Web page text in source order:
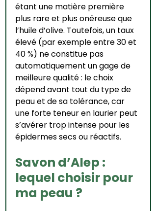
étant une matière première
plus rare et plus onéreuse que
l’huile d’olive. Toutefois, un taux
élevé (par exemple entre 30 et
40 %) ne constitue pas
automatiquement un gage de
meilleure qualité : le choix
dépend avant tout du type de
peau et de sa tolérance, car
une forte teneur en laurier peut
s’avérer trop intense pour les
épidermes secs ou réactifs.
Savon d’Alep :
lequel choisir pour
ma peau ?